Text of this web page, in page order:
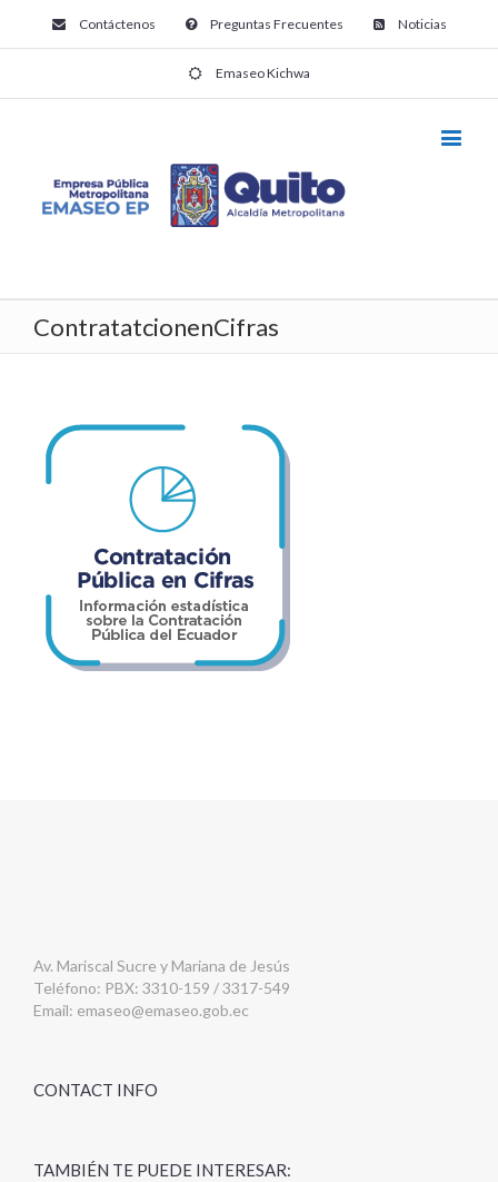
Contáctenos Preguntas Frecuentes Noticias
Emaseo Kichwa
ContratatcionenCifras
Av. Mariscal Sucre y Mariana de Jesús
Teléfono: PBX: 3310-159 / 3317-549
Email: emaseo@emaseo.gob.ec
CONTACT INFO
TAMBIÉN TE PUEDE INTERESAR: